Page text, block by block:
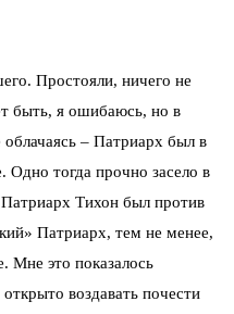
Простояли, ничего не
быть, я ошибаюсь, но в
– Патриарх был в
Одно тогда прочно засело в
Патриарх Тихон был против
Патриарх, тем не менее,
Мне это показалось
воздавать почести